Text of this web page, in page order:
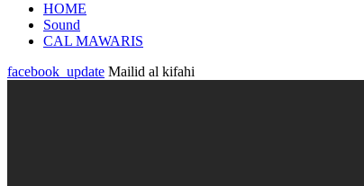
HOME
Sound
CAL MAWARIS
facebook_update Mailid al kifahi